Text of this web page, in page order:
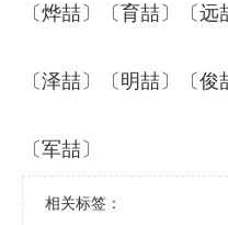
〔烨喆〕〔育喆〕〔远
〔泽喆〕〔明喆〕〔俊
〔军喆〕
相关标签：